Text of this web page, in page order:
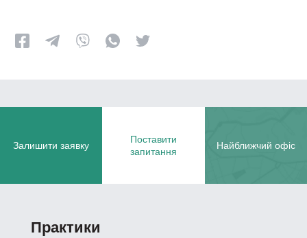
Залишити заявку
Поставити
запитання
Найближчий офіс
Практики